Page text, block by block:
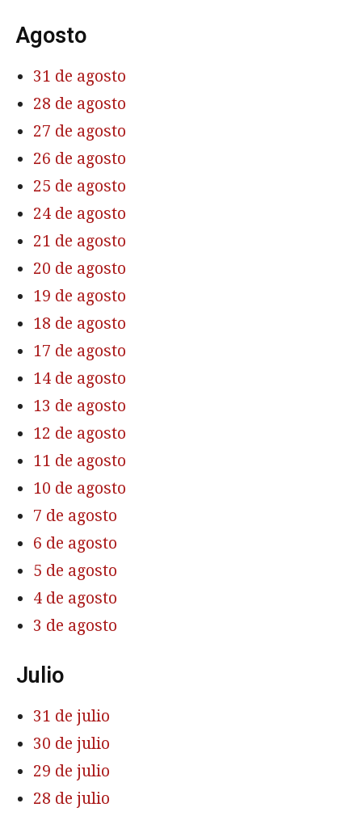
Agosto
31 de agosto
28 de agosto
27 de agosto
26 de agosto
25 de agosto
24 de agosto
21 de agosto
20 de agosto
19 de agosto
18 de agosto
17 de agosto
14 de agosto
13 de agosto
12 de agosto
11 de agosto
10 de agosto
7 de agosto
6 de agosto
5 de agosto
4 de agosto
3 de agosto
Julio
31 de julio
30 de julio
29 de julio
28 de julio